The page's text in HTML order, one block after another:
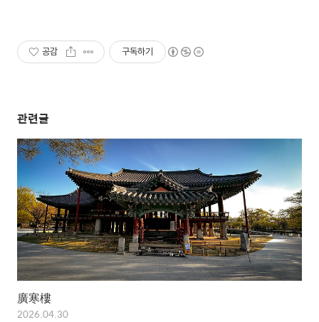
공감 구독하기
관련글
廣寒樓
2026.04.30